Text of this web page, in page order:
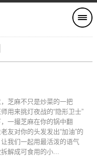
芝麻不只是炒菜的一把
用来挑灯夜战的“隐形卫士”
一撮芝麻在你的锅中翻
友对你的头发发出“加油”的
我们一起用最活泼的语气
解成可食用的小...